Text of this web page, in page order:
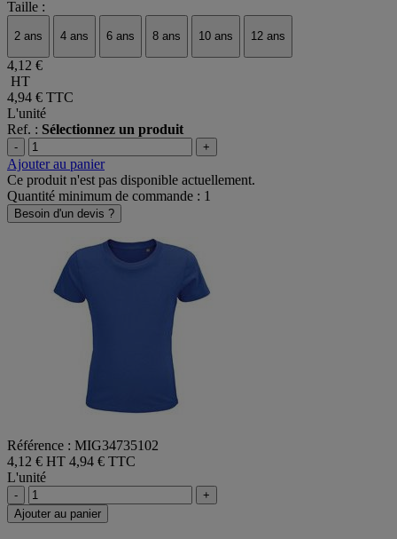
Taille :
2 ans 4 ans 6 ans 8 ans 10 ans 12 ans
4,12 €
HT
4,94 € TTC
L'unité
Ref. : Sélectionnez un produit
- +
Ajouter au panier
Ce produit n'est pas disponible actuellement.
Quantité minimum de commande : 1
Besoin d'un devis ?
Référence : MIG34735102
4,12 € HT 4,94 € TTC
L'unité
-
+
Ajouter au panier